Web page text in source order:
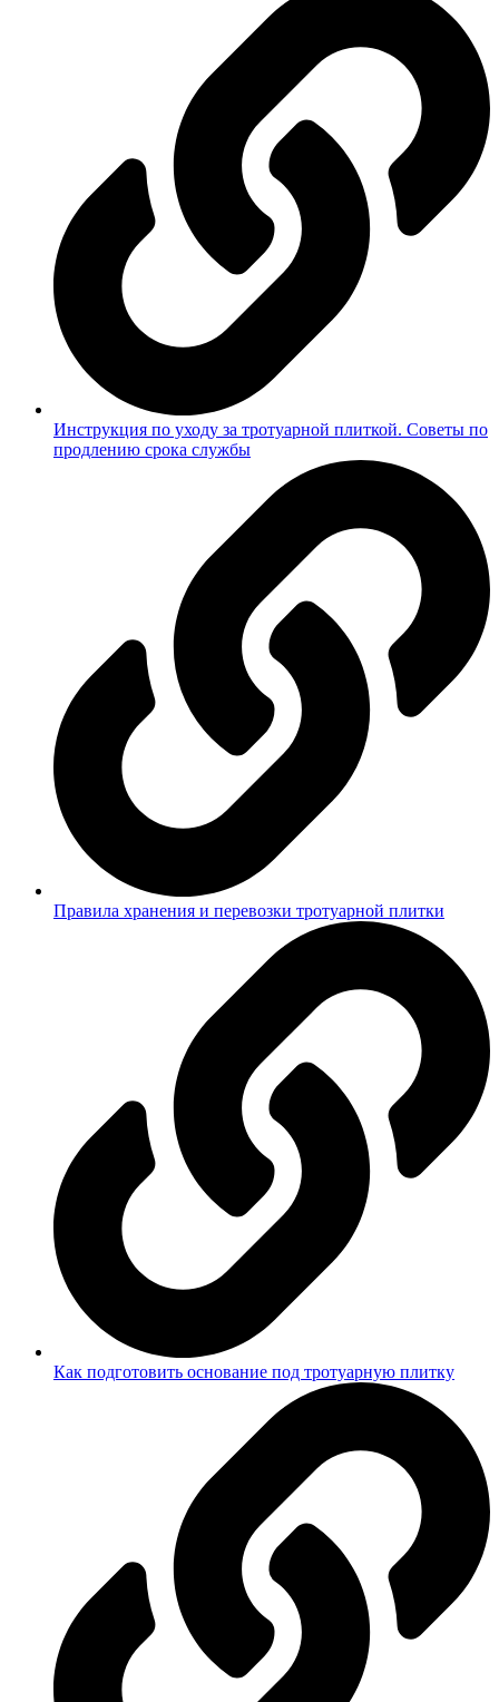
Инструкция по уходу за тротуарной плиткой. Советы по
продлению срока службы
Правила хранения и перевозки тротуарной плитки
Как подготовить основание под тротуарную плитку